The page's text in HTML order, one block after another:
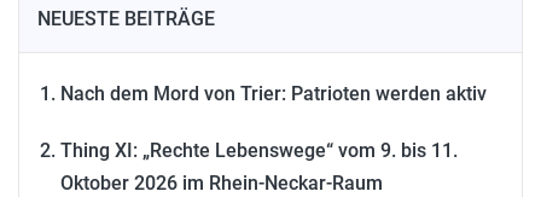
NEUESTE BEITRÄGE
Nach dem Mord von Trier: Patrioten werden aktiv
Thing XI: „Rechte Lebenswege“ vom 9. bis 11.
Oktober 2026 im Rhein-Neckar-Raum